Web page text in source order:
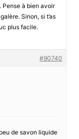
Pense à bien avoir
Sinon, si t’as
plus facile.
#90740
de savon liquide